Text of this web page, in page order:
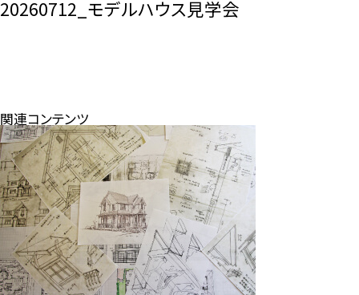
20260712_モデルハウス見学会
関連コンテンツ